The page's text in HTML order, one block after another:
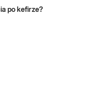
po kefirze?